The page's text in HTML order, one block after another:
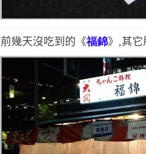
前幾天沒吃到的《福錦》,其它